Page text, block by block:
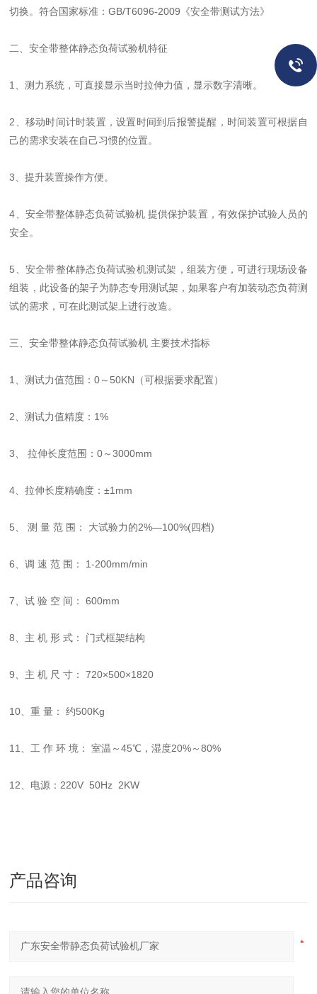
切换。符合国家标准：GB/T6096-2009《安全带测试方法》
二、安全带整体静态负荷试验机特征
1、测力系统，可直接显示当时拉伸力值，显示数字清晰。
2、移动时间计时装置，设置时间到后报警提醒，时间装置可根据自
己的需求安装在自己习惯的位置。
3、提升装置操作方便。
4、安全带整体静态负荷试验机 提供保护装置，有效保护试验人员的
安全。
5、安全带整体静态负荷试验机测试架，组装方便，可进行现场设备
组装，此设备的架子为静态专用测试架，如果客户有加装动态负荷测
试的需求，可在此测试架上进行改造。
三、安全带整体静态负荷试验机 主要技术指标
1、测试力值范围：0～50KN（可根据要求配置）
2、测试力值精度：1%
3、 拉伸长度范围：0～3000mm
4、拉伸长度精确度：±1mm
5、 测 量 范 围： 大试验力的2%—100%(四档)
6、调 速 范 围： 1-200mm/min
7、试 验 空 间： 600mm
8、主 机 形 式： 门式框架结构
9、主 机 尺 寸： 720×500×1820
10、重 量： 约500Kg
11、工 作 环 境： 室温～45℃，湿度20%～80%
12、电源：220V 50Hz 2KW
产品咨询